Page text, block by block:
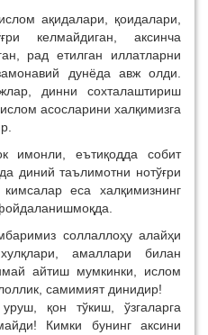
ақидалари, қоидалари,
келмайдиган, аксинча
рад етилган иллатларни
дунёда авж олди.
динни сохталаштириш
асосларини халқимизга
имонли, еътиқодда собит
диний таълимотни нотўғри
еса халқимизнинг
соллаллоҳу алайҳи
амаллари билан
айтиш мумкинки, ислом
самимият динидир!
қон тўкиш, ўзгаларга
Кимки бунинг аксини